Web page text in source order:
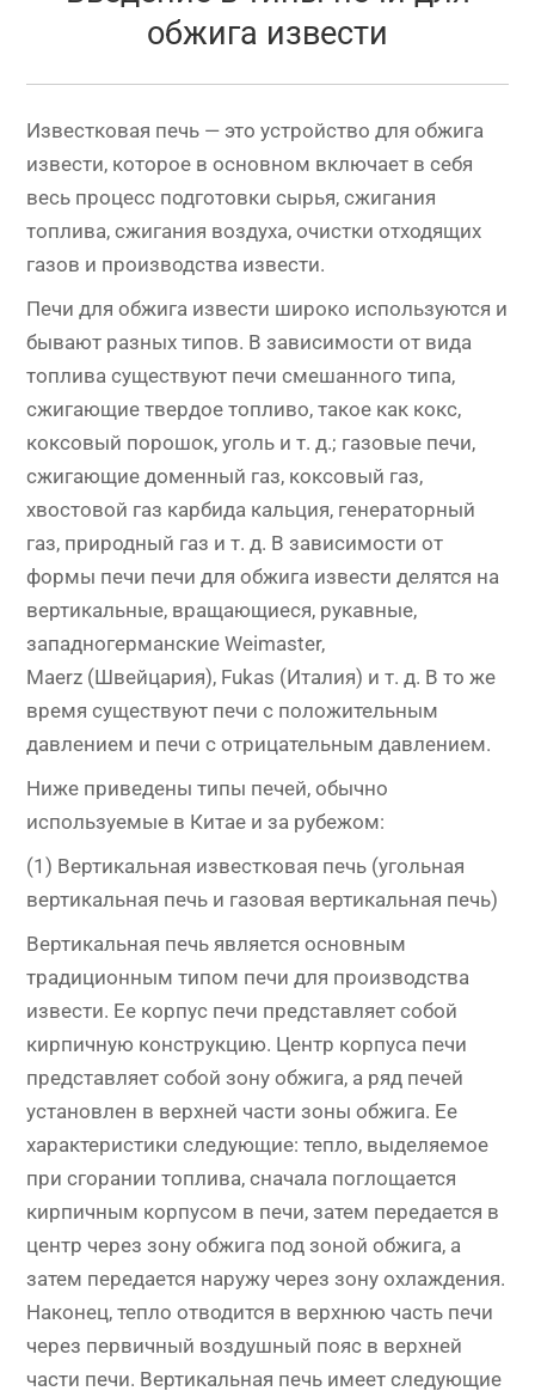
обжига извести
Известковая печь — это устройство для обжига
извести, которое в основном включает в себя
весь процесс подготовки сырья, сжигания
топлива, сжигания воздуха, очистки отходящих
газов и производства извести.
Печи для обжига извести широко используются и
бывают разных типов. В зависимости от вида
топлива существуют печи смешанного типа,
сжигающие твердое топливо, такое как кокс,
коксовый порошок, уголь и т. д.; газовые печи,
сжигающие доменный газ, коксовый газ,
хвостовой газ карбида кальция, генераторный
газ, природный газ и т. д. В зависимости от
формы печи печи для обжига извести делятся на
вертикальные, вращающиеся, рукавные,
западногерманские Weimaster,
Maerz (Швейцария), Fukas (Италия) и т. д. В то же
время существуют печи с положительным
давлением и печи с отрицательным давлением.
Ниже приведены типы печей, обычно
используемые в Китае и за рубежом:
(1) Вертикальная известковая печь (угольная
вертикальная печь и газовая вертикальная печь)
Вертикальная печь является основным
традиционным типом печи для производства
извести. Ее корпус печи представляет собой
кирпичную конструкцию. Центр корпуса печи
представляет собой зону обжига, а ряд печей
установлен в верхней части зоны обжига. Ее
характеристики следующие: тепло, выделяемое
при сгорании топлива, сначала поглощается
кирпичным корпусом в печи, затем передается в
центр через зону обжига под зоной обжига, а
затем передается наружу через зону охлаждения.
Наконец, тепло отводится в верхнюю часть печи
через первичный воздушный пояс в верхней
части печи. Вертикальная печь имеет следующие